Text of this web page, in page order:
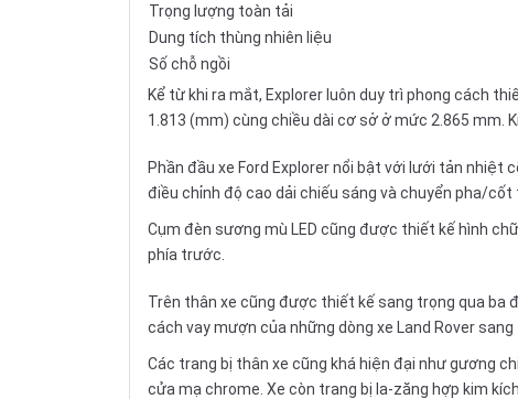
Trọng lượng toàn tải
Dung tích thùng nhiên liệu
Số chỗ ngồi
Kể từ khi ra mắt, Explorer luôn duy trì phong cách
1.813 (mm) cùng chiều dài cơ sở ở mức 2.865 mm.
Phần đầu xe Ford Explorer nổi bật với lưới tản nhiệt
điều chỉnh độ cao dải chiếu sáng và chuyển pha/cốt
Cụm đèn sương mù LED cũng được thiết kế hình
phía trước.
Trên thân xe cũng được thiết kế sang trọng qua ba
cách vay mượn của những dòng xe Land Rover sang
Các trang bị thân xe cũng khá hiện đại như gương
cửa mạ chrome. Xe còn trang bị la-zăng hợp kim